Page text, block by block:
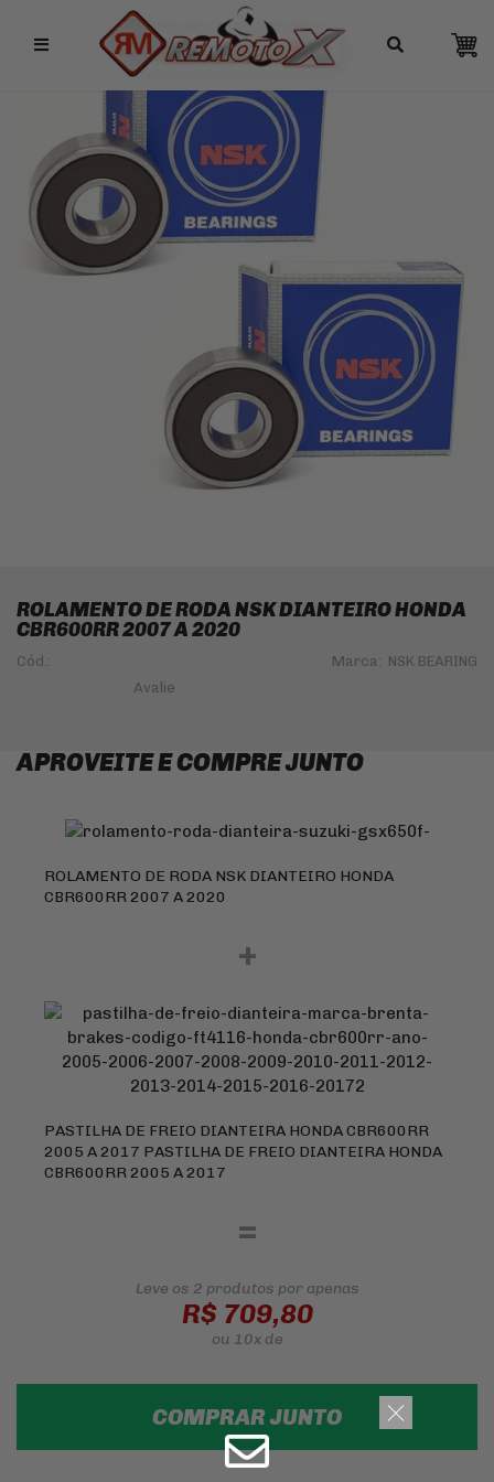
Remotox
10% OFF NO PIX
ROLAMENTO DE RODA NSK DIANTEIRO HONDA
CBR600RR 2007 A 2020
Cód.: Marca: NSK BEARING
APROVEITE E COMPRE JUNTO
ROLAMENTO DE RODA NSK DIANTEIRO HONDA
CBR600RR 2007 A 2020
+
PASTILHA DE FREIO DIANTEIRA HONDA CBR600RR
2005 A 2017 PASTILHA DE FREIO DIANTEIRA HONDA
CBR600RR 2005 A 2017
=
Leve os 2 produtos por apenas
R$ 709,80
ou 10xde
COMPRAR JUNTO